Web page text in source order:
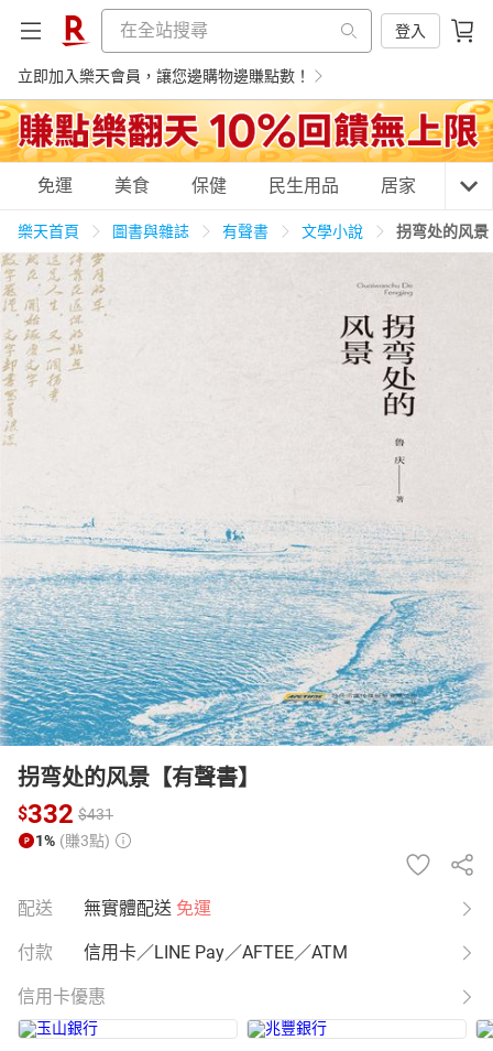
登入
立即加入樂天會員，讓您邊購物邊賺點數！
購物網分類
天天免運 民生用品
居家生活 親子玩具
日本購物 電子/紙本書
HOT
免運 美食 保健 民生用品 居家 3C
樂天首頁 圖書與雜誌 有聲書 文學小說 拐弯处的风景
拐弯处的风景【有聲書】
$332 $431
1% (賺3點)
配送 無實體配送 免運
付款 信用卡／LINE Pay／AFTEE／ATM
信用卡優惠